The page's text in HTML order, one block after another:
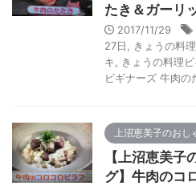
たき＆ガーリ
2017/11/29
27日
きょうの料
キ
きょうの料理
ビギナーズ 牛肉の
上沼恵美子のお
【上沼恵美子
グ】牛肉のコ